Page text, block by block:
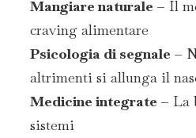
Mangiare naturale – Il
craving alimentare
Psicologia di segnale –
altrimenti si allunga il
Medicine integrate – La
sistemi